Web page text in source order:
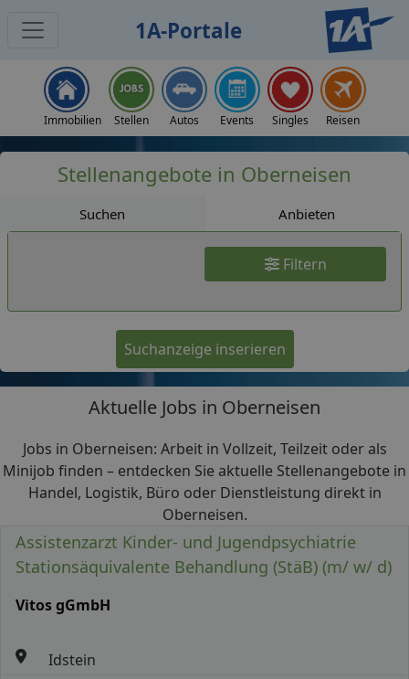
1A-Portale
Immobilien Stellen Autos Events Singles Reisen
Stellenangebote in Oberneisen
Suchen Anbieten
Filtern
Suchanzeige inserieren
Aktuelle Jobs in Oberneisen
Jobs in Oberneisen: Arbeit in Vollzeit, Teilzeit oder als
Minijob finden – entdecken Sie aktuelle Stellenangebote in
Handel, Logistik, Büro oder Dienstleistung direkt in
Oberneisen.
Assistenzarzt Kinder- und Jugendpsychiatrie
Stationsäquivalente Behandlung (StäB) (m/ w/ d)
Vitos gGmbH
Idstein